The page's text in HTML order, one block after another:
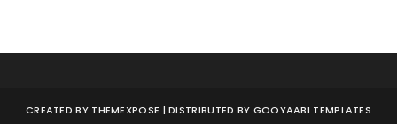
CREATED BY THEMEXPOSE | DISTRIBUTED BY GOOYAABI TEMPLATES